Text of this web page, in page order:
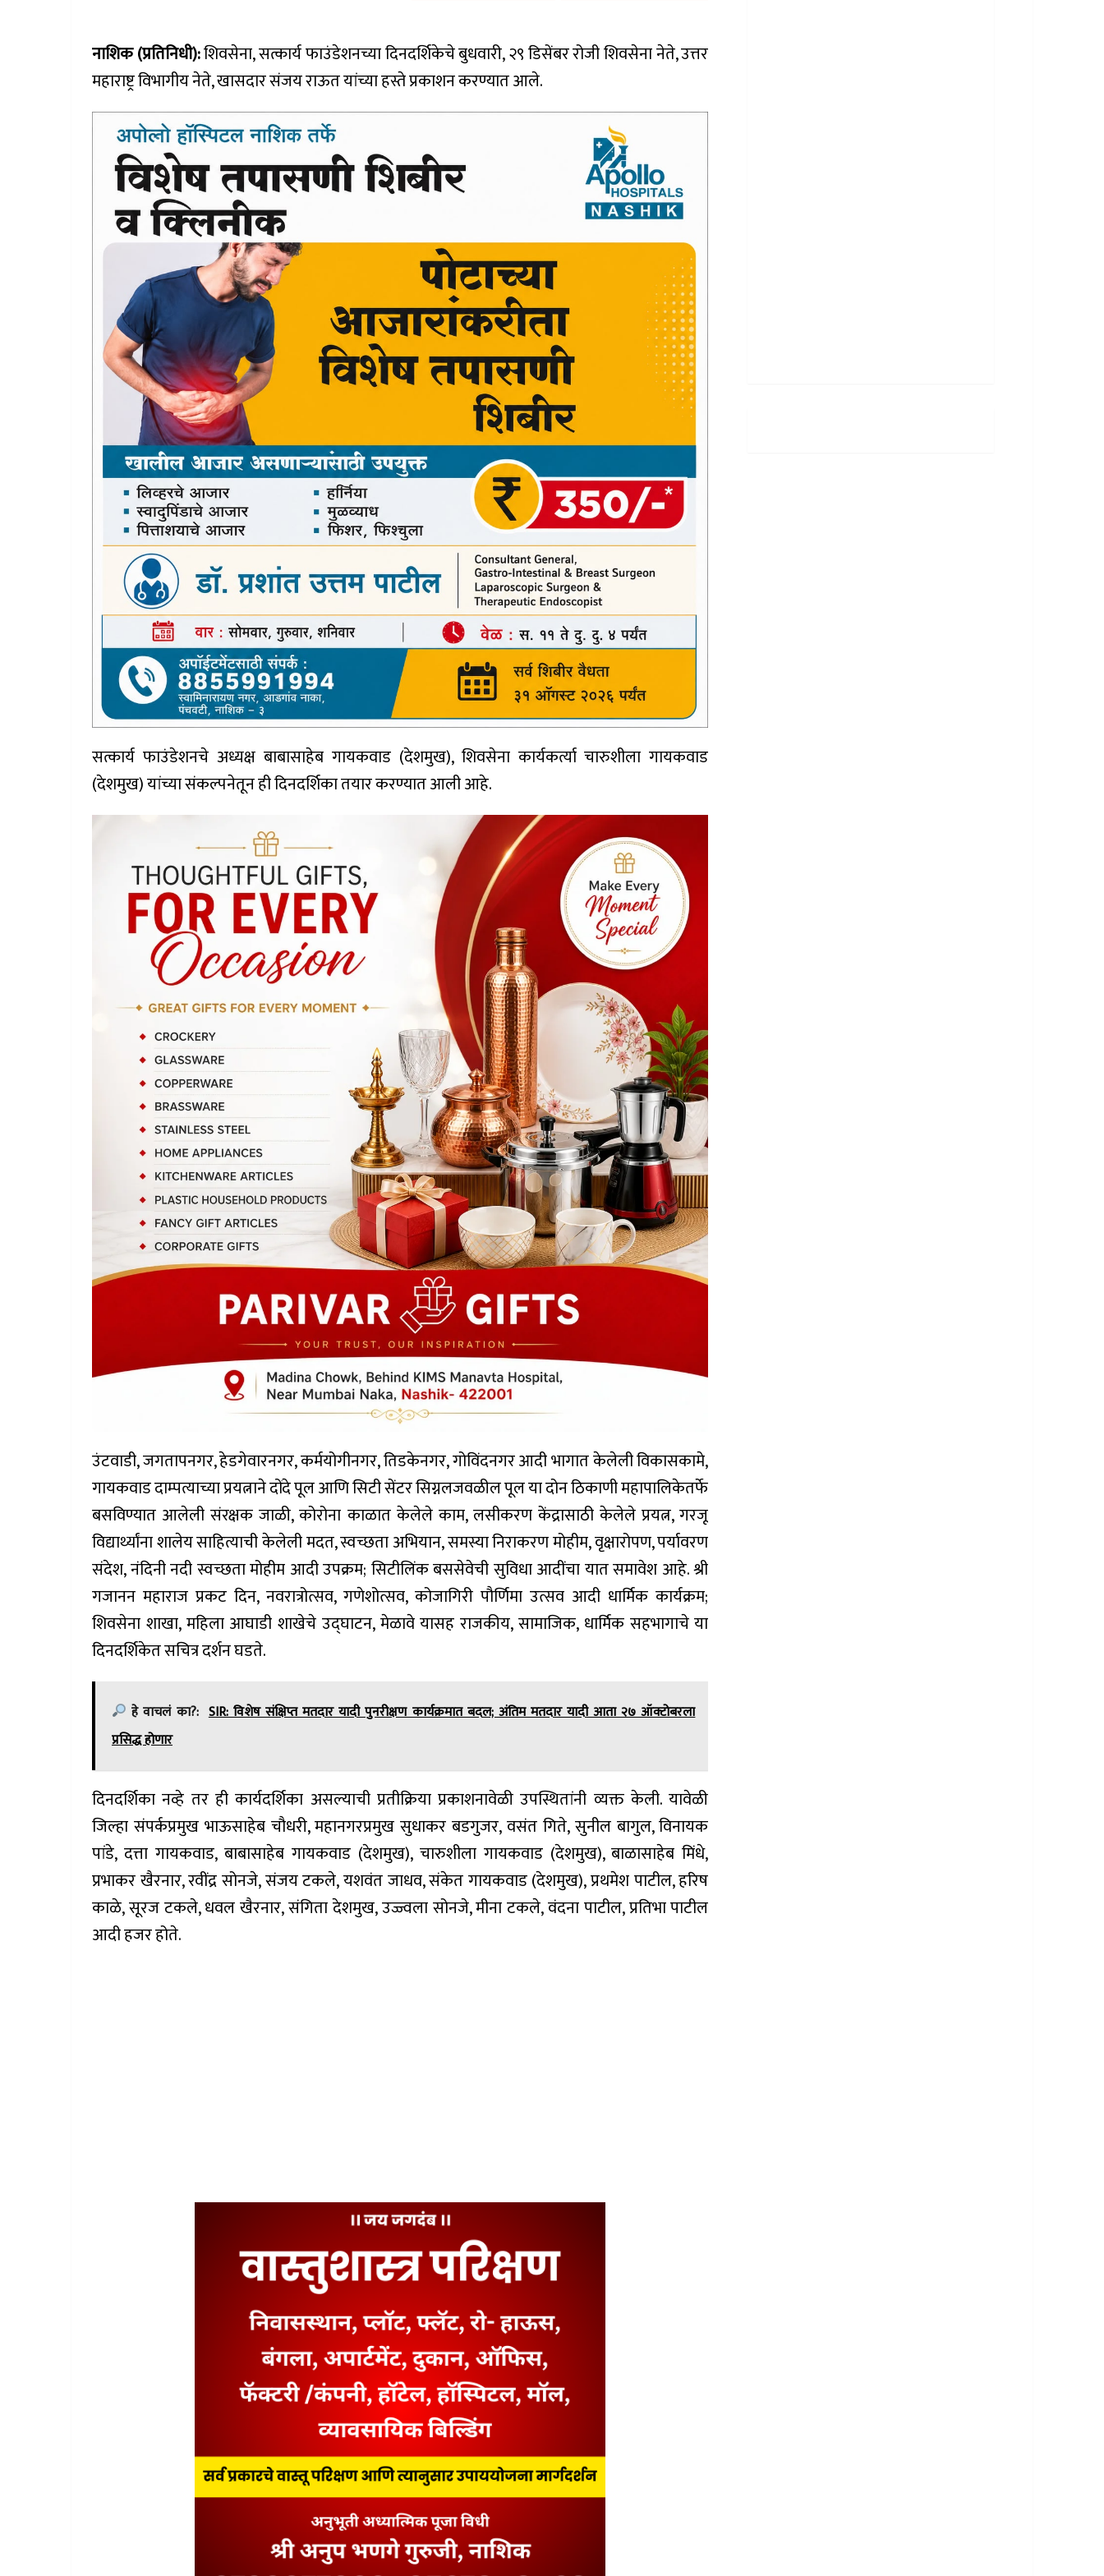
नाशिक (प्रतिनिधी):शिवसेना, सत्कार्य फाउंडेशनच्या दिनदर्शिकेचे बुधवारी, २९ डिसेंबर रोजी शिवसेना नेते, उत्तर
महाराष्ट्र विभागीय नेते, खासदार संजय राऊत यांच्या हस्ते प्रकाशन करण्यात आले.
सत्कार्य फाउंडेशनचे अध्यक्ष बाबासाहेब गायकवाड (देशमुख), शिवसेना कार्यकर्त्या चारुशीला गायकवाड
(देशमुख) यांच्या संकल्पनेतून ही दिनदर्शिका तयार करण्यात आली आहे.
उंटवाडी, जगतापनगर, हेडगेवारनगर, कर्मयोगीनगर, तिडकेनगर, गोविंदनगर आदी भागात केलेली विकासकामे,
गायकवाड दाम्पत्याच्या प्रयत्नाने दोंदे पूल आणि सिटी सेंटर सिग्नलजवळील पूल या दोन ठिकाणी महापालिकेतर्फे
बसविण्यात आलेली संरक्षक जाळी, कोरोना काळात केलेले काम, लसीकरण केंद्रासाठी केलेले प्रयत्न, गरजू
विद्यार्थ्यांना शालेय साहित्याची केलेली मदत, स्वच्छता अभियान, समस्या निराकरण मोहीम, वृक्षारोपण, पर्यावरण
संदेश, नंदिनी नदी स्वच्छता मोहीम आदी उपक्रम; सिटीलिंक बससेवेची सुविधा आदींचा यात समावेश आहे. श्री
गजानन महाराज प्रकट दिन, नवरात्रोत्सव, गणेशोत्सव, कोजागिरी पौर्णिमा उत्सव आदी धार्मिक कार्यक्रम;
शिवसेना शाखा, महिला आघाडी शाखेचे उद्घाटन, मेळावे यासह राजकीय, सामाजिक, धार्मिक सहभागाचे या
दिनदर्शिकेत सचित्र दर्शन घडते.
हे वाचलं का?: SIR: विशेष संक्षिप्त मतदार यादी पुनरीक्षण कार्यक्रमात बदल; अंतिम मतदार यादी आता २७ ऑक्टोबरला
प्रसिद्ध होणार
दिनदर्शिका नव्हे तर ही कार्यदर्शिका असल्याची प्रतीक्रिया प्रकाशनावेळी उपस्थितांनी व्यक्त केली. यावेळी
जिल्हा संपर्कप्रमुख भाऊसाहेब चौधरी, महानगरप्रमुख सुधाकर बडगुजर, वसंत गिते, सुनील बागुल, विनायक
पांडे, दत्ता गायकवाड, बाबासाहेब गायकवाड (देशमुख), चारुशीला गायकवाड (देशमुख), बाळासाहेब मिंधे,
प्रभाकर खैरनार, रवींद्र सोनजे, संजय टकले, यशवंत जाधव, संकेत गायकवाड (देशमुख), प्रथमेश पाटील, हरिष
काळे, सूरज टकले, धवल खैरनार, संगिता देशमुख, उज्ज्वला सोनजे, मीना टकले, वंदना पाटील, प्रतिभा पाटील
आदी हजर होते.